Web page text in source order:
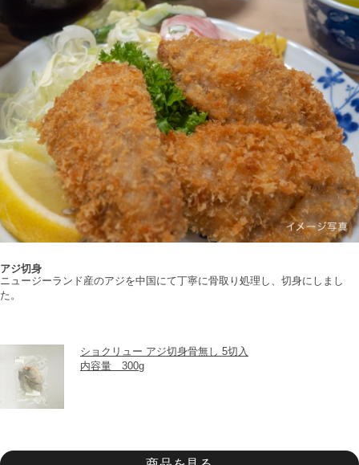
アジ切身
ニュージーランド産のアジを中国にて丁寧に骨取り処理し、切身にしまし
た。
ショクリュー アジ切身骨無し 5切入
内容量　300g